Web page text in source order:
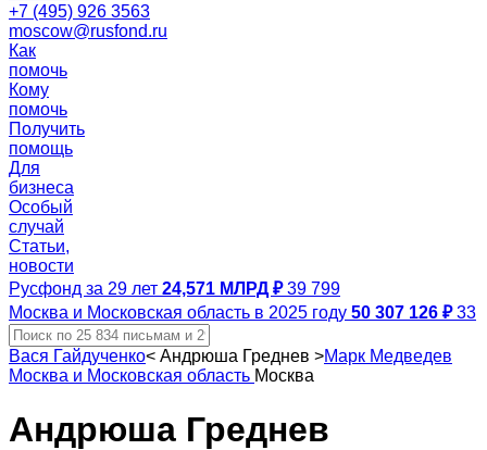
+7 (495) 926 3563
moscow@rusfond.ru
Как
помочь
Кому
помочь
Получить
помощь
Для
бизнеса
Особый
случай
Статьи,
новости
Русфонд за 29 лет 24,571 МЛРД ₽ 39 799
Москва и Московская область в 2025 году 50 307 126 ₽ 33
Вася Гайдученко< Андрюша Греднев >Марк Медведев
Москва и Московская область Москва
Андрюша Греднев